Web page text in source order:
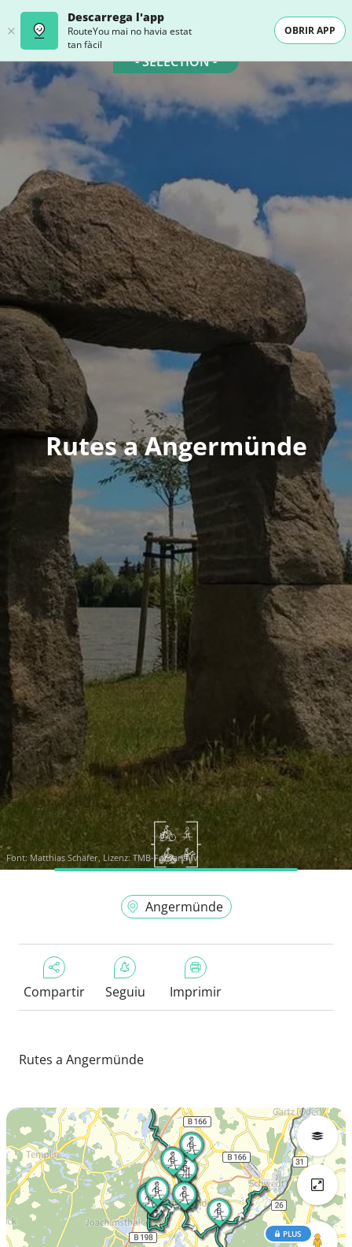
Descarrega l'app
RouteYou mai no havia estat
tan fàcil
OBRIR APP
- SELECTION -
Rutes a Angermünde
Font: Matthias Schäfer, Lizenz: TMB-Fotoarchiv
Angermünde
Compartir Seguiu Imprimir
Rutes a Angermünde
PLUS